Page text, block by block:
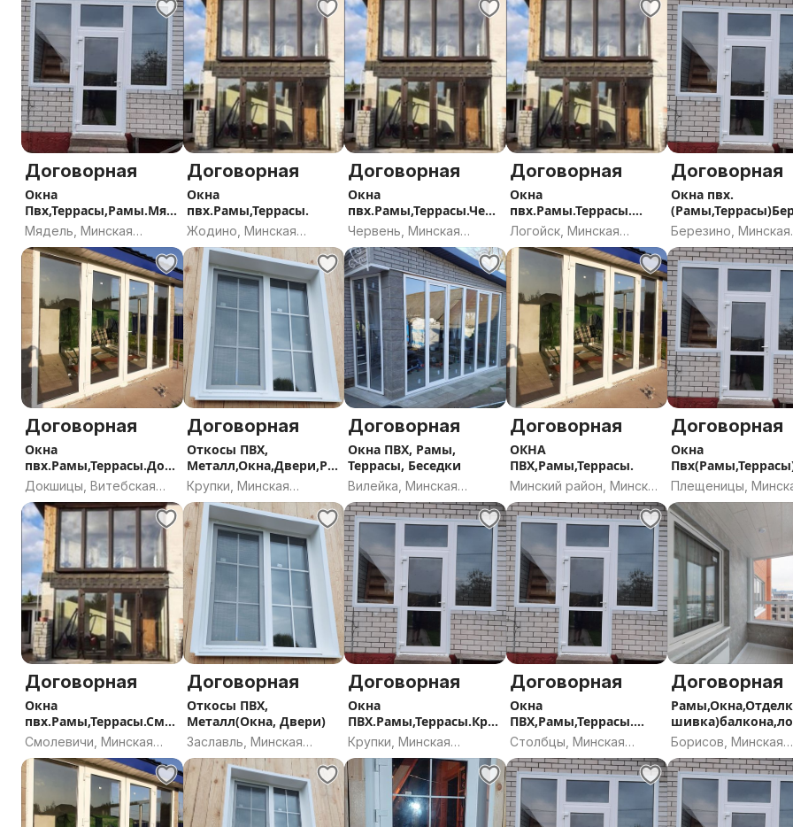
Договорная
Окна
Пвх,Террасы,Рамы.Мяд
ель и район
Мядель, Минская
область
Договорная
Окна
пвх.Рамы,Террасы.
Жодино, Минская
область
Договорная
Окна
пвх.Рамы,Террасы.Черв
ень и р-н
Червень, Минская
область
Договорная
Окна
пвх.Рамы.Террасы.
Логойск и р-н.
Логойск, Минская
область
Договорная
Окна пвх.
но и р-н
Березино, Минская
область
Договорная
Окна
пвх.Рамы,Террасы.Док
шицы и район
Докшицы, Витебская
область
Договорная
Откосы ПВХ,
Металл,Окна,Двери,Ра
мы,Террасы
Крупки, Минская
область
Договорная
Окна ПВХ, Рамы,
Террасы, Беседки
Вилейка, Минская
область
Договорная
ОКНА
ПВХ,Рамы,Террасы.
Минский район, Минская
область
Договорная
Окна
низкие цены.
Плещеницы,
область
Договорная
Окна
пвх.Рамы,Террасы.Смо
левичи и р-н
Смолевичи, Минская
область
Договорная
Откосы ПВХ,
Металл(Окна, Двери)
Заславль, Минская
область
Договорная
Окна
ПВХ.Рамы,Террасы.Кру
пки и р-н
Крупки, Минская
область
Договорная
Окна
ПВХ,Рамы,Террасы.
Столбцы и р-н
Столбцы, Минская
область
Договорная
и,дом,дача
Борисов, Минская
область